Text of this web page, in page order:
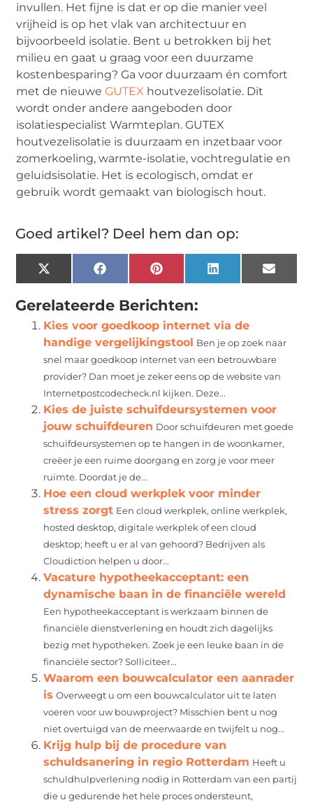
invullen. Het fijne is dat er op die manier veel
vrijheid is op het vlak van architectuur en
bijvoorbeeld isolatie. Bent u betrokken bij het
milieu en gaat u graag voor een duurzame
kostenbesparing? Ga voor duurzaam én comfort
met de nieuweGUTEX houtvezelisolatie. Dit
wordt onder andere aangeboden door
isolatiespecialist Warmteplan. GUTEX
houtvezelisolatie is duurzaam en inzetbaar voor
zomerkoeling, warmte-isolatie, vochtregulatie en
geluidsisolatie. Het is ecologisch, omdat er
gebruik wordt gemaakt van biologisch hout.
Goed artikel? Deel hem dan op:
X
(Twitter)
FacebookPinterest LinkedIn Email
Gerelateerde Berichten:
Kies voor goedkoop internet via de
handige vergelijkingstool Ben je op zoek naar
snel maar goedkoop internet van een betrouwbare
provider? Dan moet je zeker eens op de website van
Internetpostcodecheck.nl kijken. Deze...
Kies de juiste schuifdeursystemen voor
jouw schuifdeuren Door schuifdeuren met goede
schuifdeursystemen op te hangen in de woonkamer,
creëer je een ruime doorgang en zorg je voor meer
ruimte. Doordat je de...
Hoe een cloud werkplek voor minder
stress zorgt Een cloud werkplek, online werkplek,
hosted desktop, digitale werkplek of een cloud
desktop; heeft u er al van gehoord? Bedrijven als
Cloudiction helpen u door...
Vacature hypotheekacceptant: een
dynamische baan in de financiële wereld
Een hypotheekacceptant is werkzaam binnen de
financiële dienstverlening en houdt zich dagelijks
bezig met hypotheken. Zoek je een leuke baan in de
financiële sector? Solliciteer...
Waarom een bouwcalculator een aanrader
is Overweegt u om een bouwcalculator uit te laten
voeren voor uw bouwproject? Misschien bent u nog
niet overtuigd van de meerwaarde en twijfelt u nog...
Krijg hulp bij de procedure van
schuldsanering in regio Rotterdam Heeft u
schuldhulpverlening nodig in Rotterdam van een partij
die u gedurende het hele proces ondersteunt,